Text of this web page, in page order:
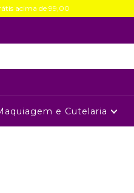
acima de 99,00
e Cutelaria